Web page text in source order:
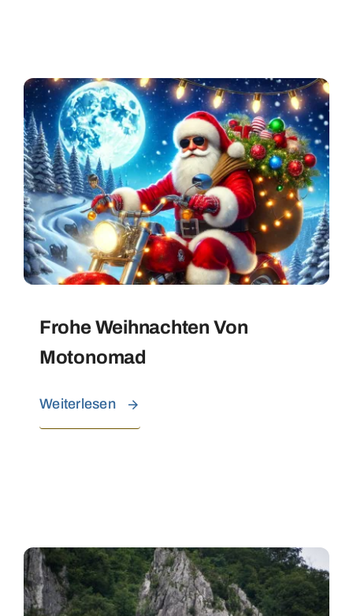
Frohe Weihnachten Von
Motonomad
Weiterlesen